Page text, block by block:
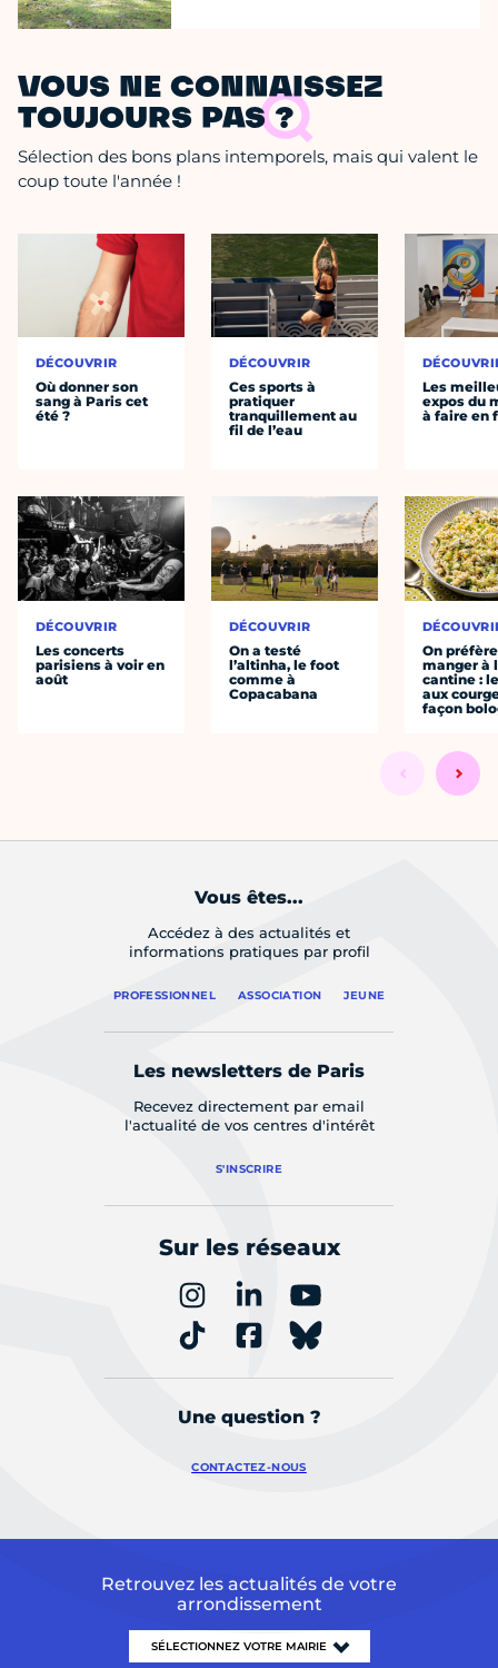
VOUS NE CONNAISSEZ
TOUJOURS PAS ?
Sélection des bons plans intemporels, mais qui valent le
coup toute l'année !
DÉCOUVRIR
Où donner son
sang à Paris cet
été ?
DÉCOUVRIR
Les concerts
parisiens à voir en
août
DÉCOUVRIR
Ces sports à
pratiquer
tranquillement au
fil de l’eau
DÉCOUVRIR
On a testé
l’altinha, le foot
comme à
Copacabana
Les
expos du
à faire en
On préfère
manger à
cantine :
aux
façon
Vous êtes...
Accédez à des actualités et
informations pratiques par profil
PROFESSIONNEL ASSOCIATION JEUNE
Les newsletters de Paris
Recevez directement par email
l'actualité de vos centres d'intérêt
S'INSCRIRE
Sur les réseaux
Une question ?
CONTACTEZ-NOUS
Retrouvez les actualités de votre
arrondissement